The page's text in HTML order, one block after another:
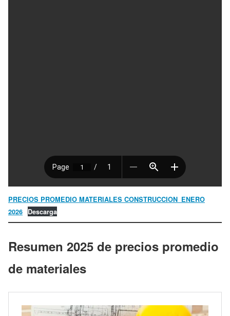
PRECIOS PROMEDIO MATERIALES CONSTRUCCION_ENERO
2026
Descarga
Resumen 2025 de precios promedio
de materiales